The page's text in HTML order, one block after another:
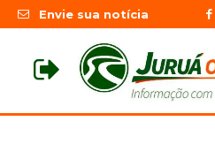
Envie sua notícia